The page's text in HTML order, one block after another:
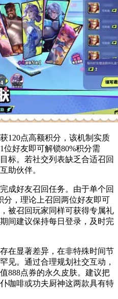
120点高额积分，该机制实质
位好友即可解锁80%积分需
标。若社交列表缺乏合适召回
助伙伴。
成好友召回任务。由于单个回
分，理论上召回两位好友即可
被召回玩家同样可获得专属礼
间建议保持每日登录，及时完
在显著差异，在非特殊时间节
见。通过合理规划社交互动，
888点券的永久皮肤。建议把
咖啡或功夫厨神这两款具有特